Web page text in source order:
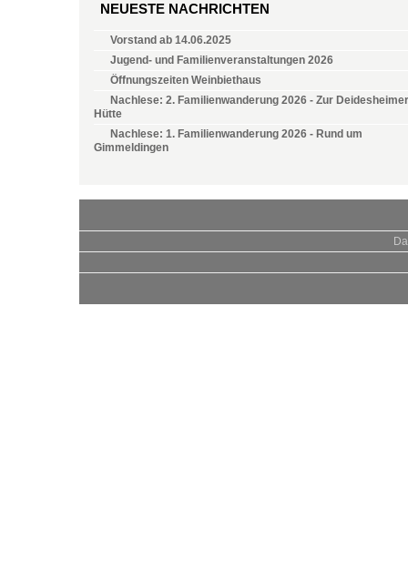
NEUESTE NACHRICHTEN
Vorstand ab 14.06.2025
Jugend- und Familienveranstaltungen 2026
Öffnungszeiten Weinbiethaus
Nachlese: 2. Familienwanderung 2026 - Zur Deidesheimer
Hütte
Nachlese: 1. Familienwanderung 2026 - Rund um
Gimmeldingen